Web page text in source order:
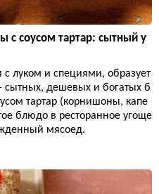
с соусом тартар: сытный у
луком и специями, образует
сытных, дешевых и богатых б
тартар (корнишоны, капе
блюдо в ресторанное угоще
мясоед.